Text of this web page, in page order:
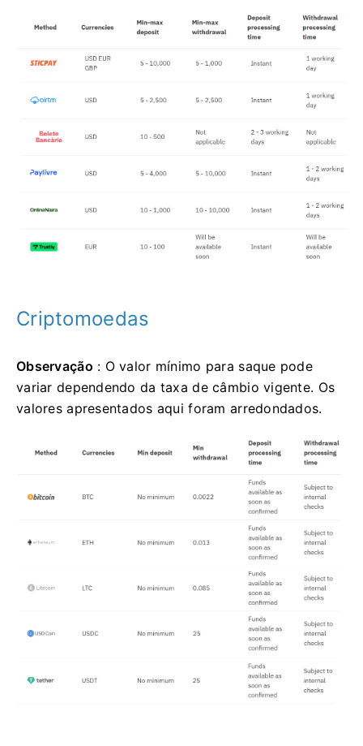
Criptomoedas
Observação : O valor mínimo para saque pode
variar dependendo da taxa de câmbio vigente. Os
valores apresentados aqui foram arredondados.